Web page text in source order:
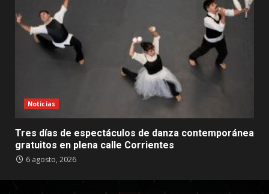
Noticias
Tres días de espectáculos de danza contemporánea
gratuitos en plena calle Corrientes
6 agosto, 2026